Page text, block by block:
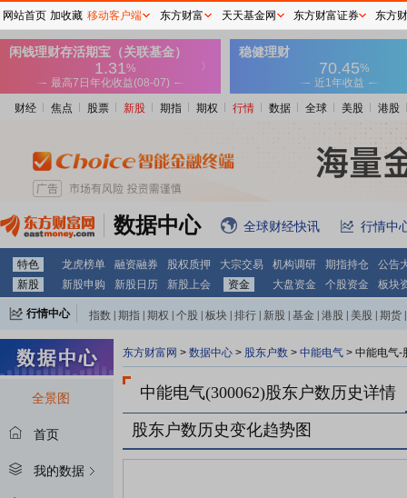
财经 焦点 股票 新股 期指 期权 行情 数据 全球 美股 港股
数据中心 全球财经快讯 行情中
特色 龙虎榜单 融资融券 股权质押 大宗交易 机构调研 期指持仓
公告
新股
新股申购 新股日历 新股上会 资金 大盘资金 个股资金 板块
行情中心 指数 期指 期权 个股 板块 排行 新股 基金 港股 美股 期货
全景图
首页
我的数据
东方财富网 > 数据中心 > 股东户数 > 中能电气 > 中能电气-
中能电气(300062)股东户数历史详情
股东户数历史变化趋势图
网站首页 加收藏 移动客户端 东方财富 天天基金网 东方财富证券 东方